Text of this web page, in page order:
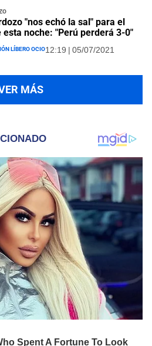
"nos echó la sal" para el
esta noche: "Perú perderá 3-0"
Líbero Ocio12:19 | 05/07/2021
MÁS